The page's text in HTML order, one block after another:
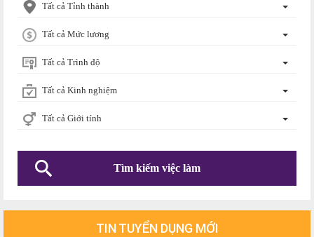
Tất cả Tỉnh thành
Tất cả Mức lương
Tất cả Trình độ
Tất cả Kinh nghiệm
Tất cả Giới tính
TIN TUYỂN DỤNG MỚI